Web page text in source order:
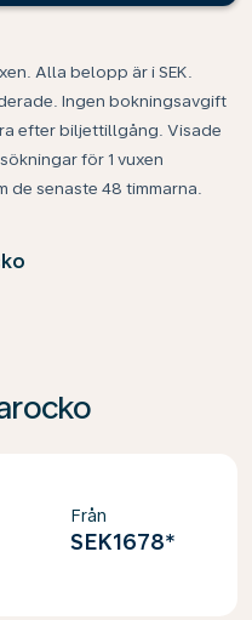
Alla belopp är i SEK.
Ingen bokningsavgift
efter biljettillgång. Visade
för 1 vuxen
de senaste 48 timmarna.
Från
SEK1678*